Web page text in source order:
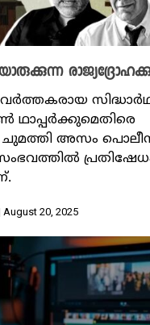
ഥാപ്പർക്കുമെതിരെ
ചുമത്തി അസം
August 20, 2025